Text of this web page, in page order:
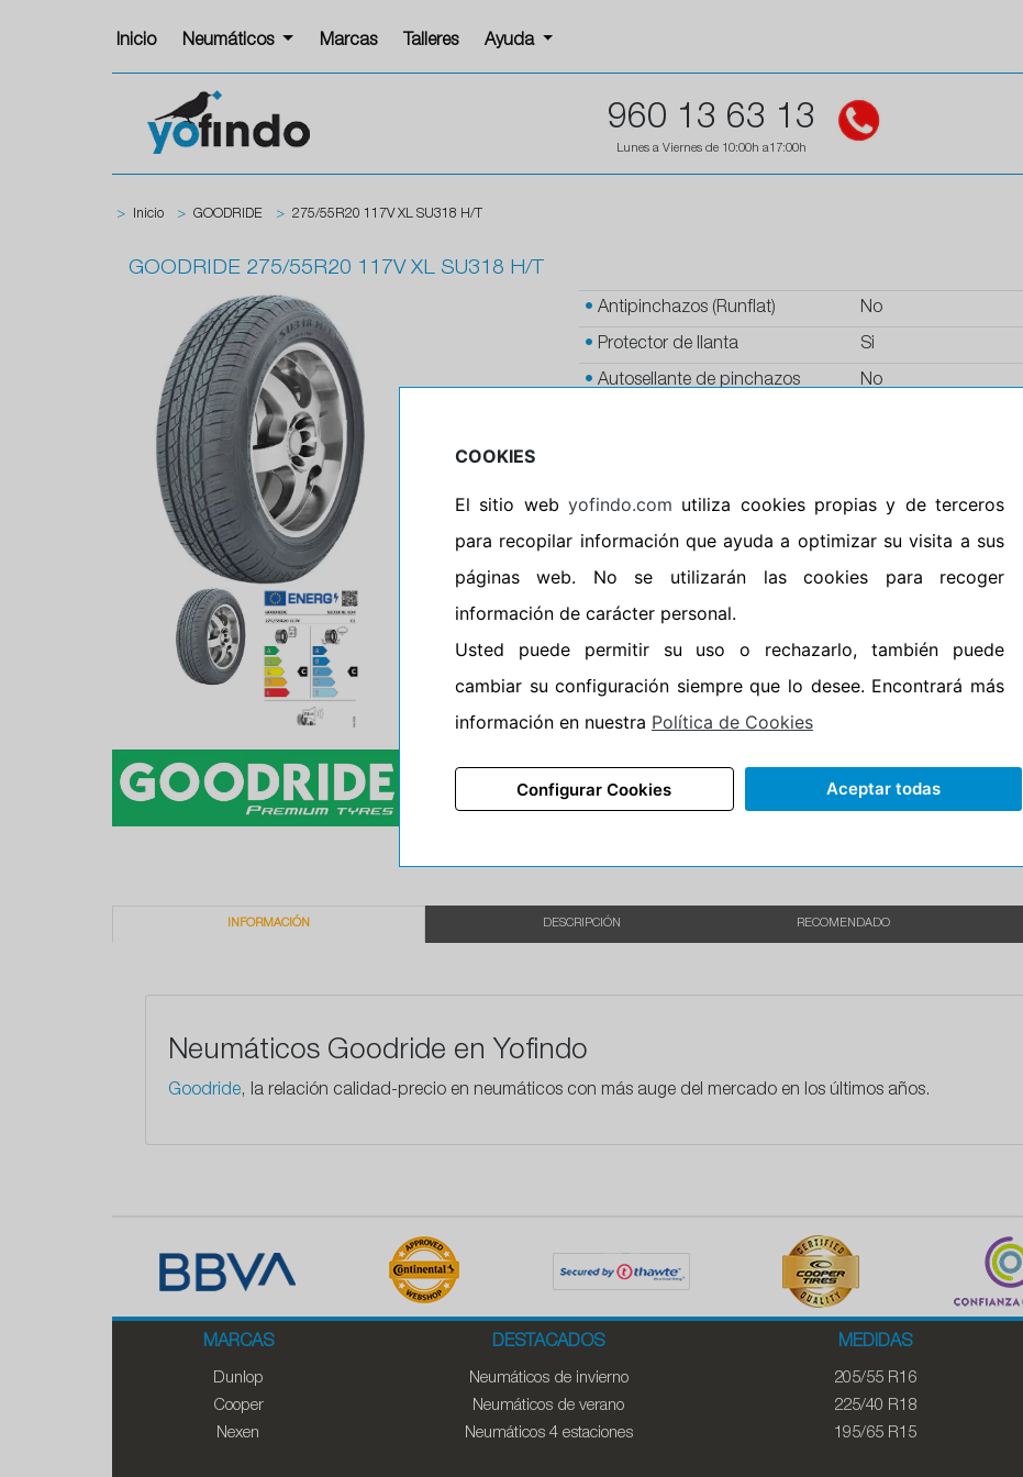
Inicio Neumáticos Marcas Talleres Ayuda
960 13 63 13
Lunes a Viernes de 10:00h a17:00h
> Inicio > GOODRIDE > 275/55R20 117V XL SU318 H/T
GOODRIDE 275/55R20 117V XL SU318 H/T
• Antipinchazos (Runflat) No
• Protector de llanta Si
• Autosellante de pinchazos No
Carretera Campo
•Etiqueta energética Información Eprel
INFORMACIÓN DESCRIPCIÓN RECOMENDADO
Neumáticos Goodride en Yofindo
Goodride, la relación calidad-precio en neumáticos con más auge del mercado en los últimos años.
MARCAS
Dunlop
Cooper
Nexen
DESTACADOS
Neumáticos de invierno
Neumáticos de verano
Neumáticos 4 estaciones
MEDIDAS
205/55 R16
225/40 R18
195/65 R15
COOKIES
El sitio web yofindo.com utiliza cookies propias y de terceros
para recopilar información que ayuda a optimizar su visita a sus
páginas web. No se utilizarán las cookies para recoger
información de carácter personal.
Usted puede permitir su uso o rechazarlo, también puede
cambiar su configuración siempre que lo desee. Encontrará más
información en nuestra Política de Cookies
Configurar Cookies Aceptar todas